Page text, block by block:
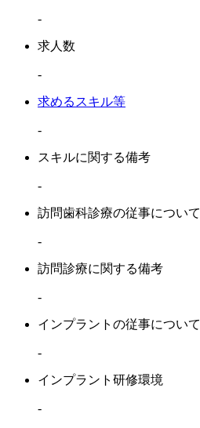
-
求人数
-
求めるスキル等
-
スキルに関する備考
-
訪問歯科診療の従事について
-
訪問診療に関する備考
-
インプラントの従事について
-
インプラント研修環境
-